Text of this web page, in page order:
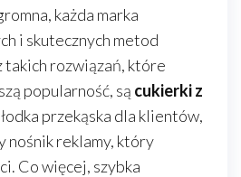
każda marka
i skutecznych metod
takich rozwiązań, które
popularność, są cukierki z
przekąska dla klientów,
nośnik reklamy, który
Co więcej, szybka